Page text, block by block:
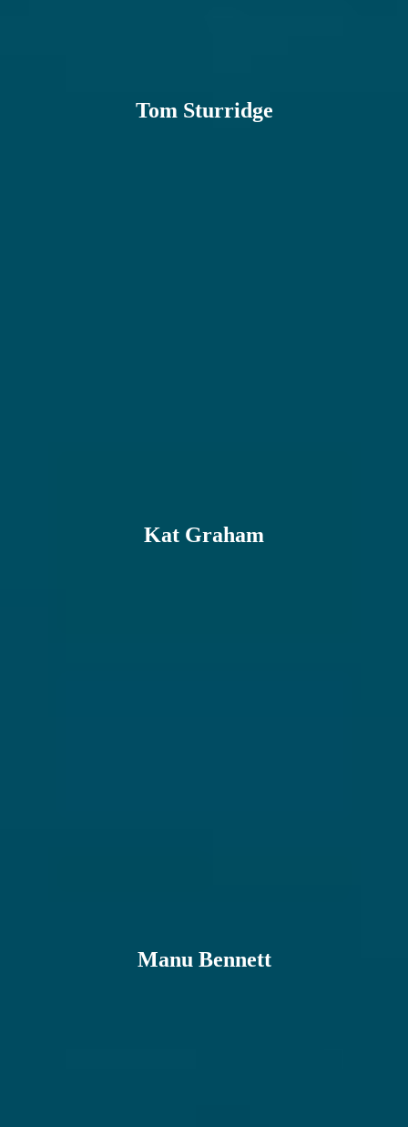
Tom Sturridge
Kat Graham
Manu Bennett